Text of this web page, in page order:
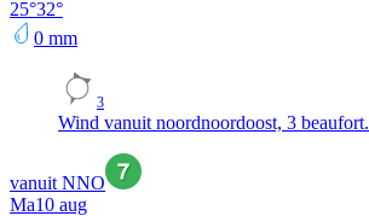
25°32°
0 mm
3
Wind vanuit noordnoordoost, 3 beaufort.
vanuit NNO
Ma10 aug